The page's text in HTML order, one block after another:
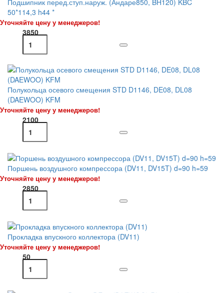
50*114,3 h44 *
Уточняйте цену у менеджеров!
3850
Полукольца осевого смещения STD D1146, DE08, DL08
(DAEWOO) KFM
Уточняйте цену у менеджеров!
2100
Поршень воздушного компрессора (DV11, DV15T) d=90 h=59
Уточняйте цену у менеджеров!
2850
Прокладка впускного коллектора (DV11)
Уточняйте цену у менеджеров!
50